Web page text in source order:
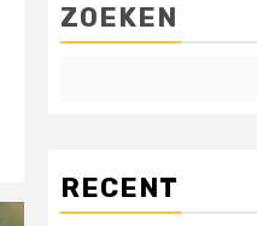
ZOEKEN
RECENT